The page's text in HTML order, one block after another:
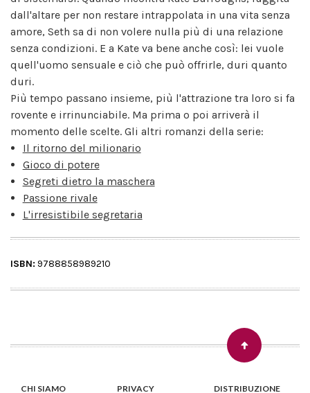
dall'altare per non restare intrappolata in una vita senza
amore, Seth sa di non volere nulla più di una relazione
senza condizioni. E a Kate va bene anche così: lei vuole
quell'uomo sensuale e ciò che può offrirle, duri quanto
duri.
Più tempo passano insieme, più l'attrazione tra loro si fa
rovente e irrinunciabile. Ma prima o poi arriverà il
momento delle scelte. Gli altri romanzi della serie:
Il ritorno del milionario
Gioco di potere
Segreti dietro la maschera
Passione rivale
L'irresistibile segretaria
ISBN: 9788858989210
CHI SIAMO PRIVACY DISTRIBUZIONE